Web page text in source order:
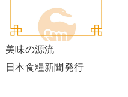
美味の源流
日本食糧新聞発行